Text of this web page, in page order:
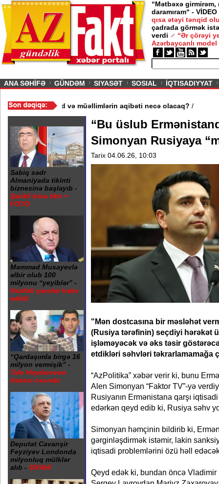
“Mətbəxə girmirəm,
daramıram“ - VİDEO
qısa ətəyi tənqid
çadrada görmək
verdi
“Ər çörəyi
Azərbaycanlı model
ANA SƏHİFƏ GÜNDƏM SIYASƏT SOSIAL İQTISADIYYAT
məktəb bağlandı - Şagird və müəllimlərin aqibəti necə olacaq?
Sabiq sədr
Almaniyada tikinti
biznesinə başlayıb -
Şərikli bina tikir +
FOTO
Məmməd Musayevlə
əlbir olub 100
milyonu “yeyiblər” -
Vəzifəli şəxslər həbs
edildi
“Qardaşımla birgə 16
milyon vermişik” -
Tale Heydərovun
ifadəsi oxundu
Deputat Cavanşir
Feyziyev Londonda
milyonluq mülklər
alıb - SİYAHI
“Bu üslub
Simonyan Rusiyaya
Tarix 04.06.26, 10:03
"Mən dostcasına bir məsləhət
(Rusiya tərəfinin) seçdiyi hərəkət
işləməyəcək və əks təsir
etdikləri səhvləri təkrarlamamağa
“AzPolitika” xəbər verir ki, bunu
Alen Simonyan “Faktor TV”-yə
Rusiyanın Ermənistana qarşı
edərkən qeyd edib ki, Rusiya səhv
Simonyan həmçinin bildirib ki,
gərginləşdirmək istəmir, lakin
iqtisadi problemlərini özü həll
Qeyd edək ki, bundan öncə